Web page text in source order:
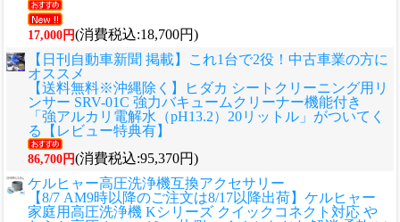
17,000円(消費税込:18,700円)
【日刊自動車新聞 掲載】これ1台で2役！中古車業の方に
オススメ
【送料無料※沖縄除く】ヒダカ シートクリーニング用リ
ンサー SRV-01C 強力バキュームクリーナー機能付き
「強アルカリ電解水（pH13.2）20リットル」がついてく
る【レビュー特典有】
86,700円(消費税込:95,370円)
ケルヒャー高圧洗浄機互換アクセサリー
【8/7 AM9時以降のご注文は8/17以降出荷】ケルヒャー
家庭用高圧洗浄機 Kシリーズ クイックコネクト対応 や